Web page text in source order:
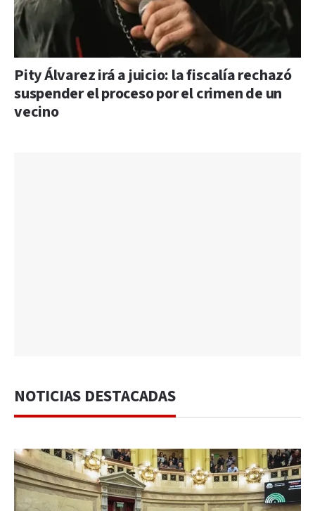
Pity Álvarez irá a juicio: la fiscalía rechazó
suspender el proceso por el crimen de un
vecino
NOTICIAS DESTACADAS